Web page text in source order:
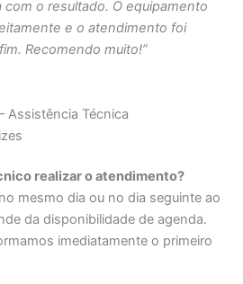
o resultado. O equipamento
e o atendimento foi
Recomendo muito!”
Assistência Técnica
realizar o atendimento?
mesmo dia ou no dia seguinte ao
da disponibilidade de agenda.
imediatamente o primeiro